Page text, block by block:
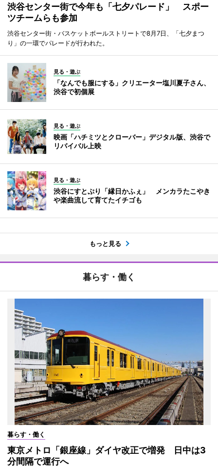
渋谷センター街で今年も「七夕パレード」 スポー
ツチームらも参加
渋谷センター街・バスケットボールストリートで8月7日、「七夕まつ
り」の一環でパレードが行われた。
見る・遊ぶ
「なんでも服にする」クリエーター塩川夏子さん、
渋谷で初個展
見る・遊ぶ
映画「ハチミツとクローバー」デジタル版、渋谷で
リバイバル上映
見る・遊ぶ
渋谷にすとぷり「縁日かふぇ」 メンカラたこやき
や楽曲流して育てたイチゴも
もっと見る
暮らす・働く
暮らす・働く
東京メトロ「銀座線」ダイヤ改正で増発 日中は3
分間隔で運行へ